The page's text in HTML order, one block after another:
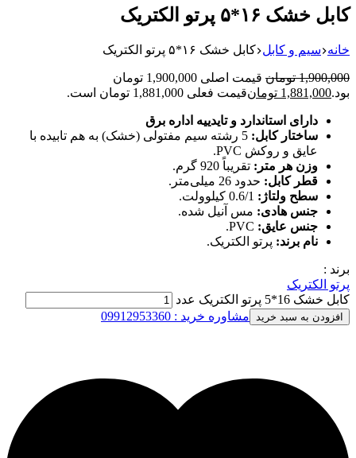
کابل خشک ۱۶*۵ پرتو الکتریک
خانه سیم و کابل کابل خشک ۱۶*۵ پرتو الکتریک
1,900,000 تومان
قیمت اصلی 1,900,000 تومان
بود.1,881,000 تومانقیمت فعلی 1,881,000 تومان است.
دارای استاندارد و تایدییه اداره برق
ساختار کابل:
5 رشته سیم مفتولی (خشک) به هم تابیده با
عایق و روکش PVC.
وزن هر متر: تقریباً 920 گرم.
قطر کابل: حدود 26 میلی‌متر.
سطح ولتاژ:
جنس هادی: مس آنیل شده.
جنس عایق:
نام برند: پرتو الکتریک.
برند :
پرتو الکتریک
کابل خشک 16*5 پرتو الکتریک عدد
افزودن به سبد خرید مشاوره خرید : 09912953360